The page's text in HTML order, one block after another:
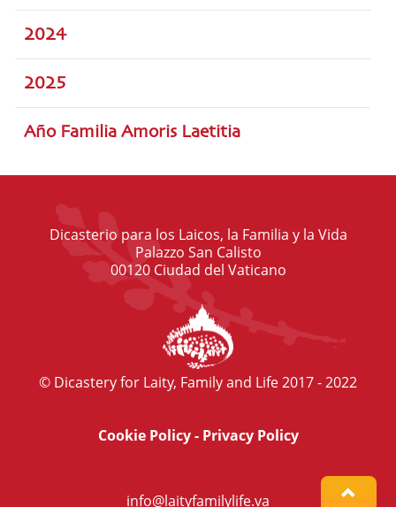
2024
2025
Año Familia Amoris Laetitia
Dicasterio para los Laicos, la Familia y la Vida
Palazzo San Calisto
00120 Ciudad del Vaticano
© Dicastery for Laity, Family and Life 2017 - 2022
Cookie Policy- Privacy Policy
info@laityfamilylife.va